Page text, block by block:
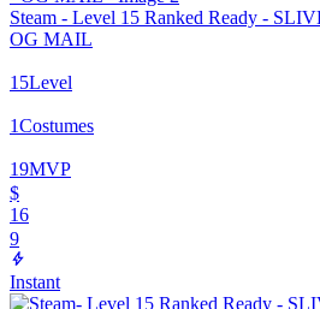
Steam - Level 15 Ranked Ready -
OG MAIL
15Level
1Costumes
19MVP
$
16
9
Instant